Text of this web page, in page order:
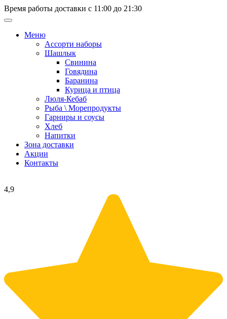
Время работы доставки с 11:00 до 21:30
Меню
Ассорти наборы
Шашлык
Свинина
Говядина
Баранина
Курица и птица
Люля-Кебаб
Рыба \ Морепродукты
Гарниры и соусы
Хлеб
Напитки
Зона доставки
Акции
Контакты
4,9